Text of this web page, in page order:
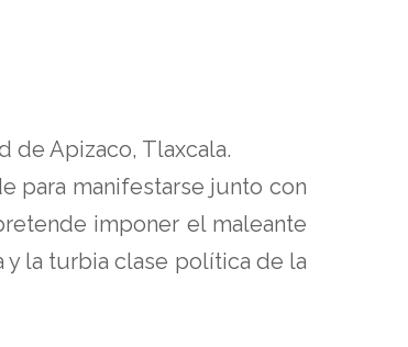
de Apizaco, Tlaxcala.
para manifestarse junto con
imponer el maleante
la turbia clase política de la